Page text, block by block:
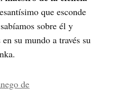
que esconde
sobre él y
su mundo a través su
de